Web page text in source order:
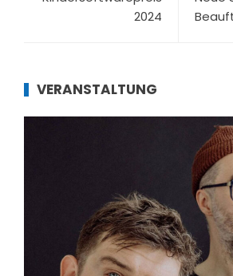
2024
VERANSTALTUNG